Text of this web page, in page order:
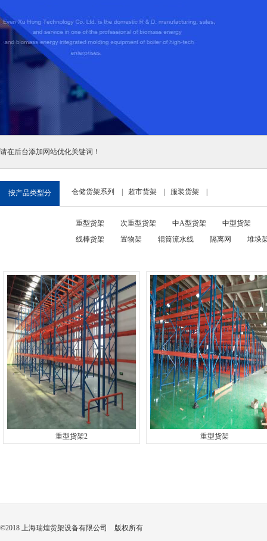
请在后台添加网站优化关键词！
按产品类型分 仓储货架系列 超市货架 服装货架
重型货架 次重型货架 中A型货架
中型货架
线棒货架
置物架 辊筒流水线 隔离网 堆垛
重型货架2 重型货架
©2018 上海瑞煌货架设备有限公司 版权所有